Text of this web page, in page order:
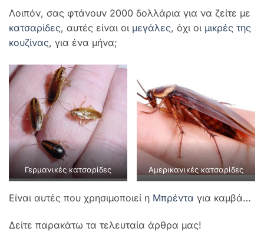
Λοιπόν, σας φτάνουν 2000 δολλάρια για να ζείτε με
κατσαρίδες, αυτές είναι οι μεγάλες, όχι οι μικρές της
κουζίνας, για ένα μήνα;
Γερμανικές κατσαρίδες Αμερικανικές κατσαρίδες
Είναι αυτές που χρησιμοποιεί η Μπρέντα για καμβά…
Δείτε παρακάτω τα τελευταία άρθρα μας!